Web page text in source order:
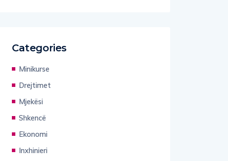
Categories
Minikurse
Drejtimet
Mjekësi
Shkencë
Ekonomi
Inxhinieri